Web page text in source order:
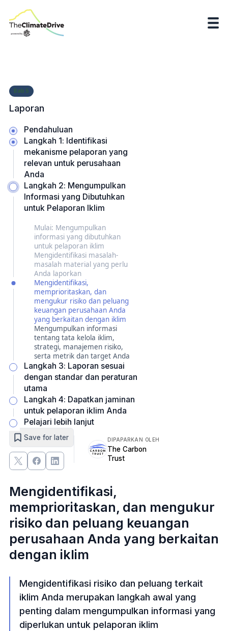
Bab 5
Laporan
Pendahuluan
Langkah 1: Identifikasi
mekanisme pelaporan yang
relevan untuk perusahaan
Anda
Langkah 2: Mengumpulkan
Informasi yang Dibutuhkan
untuk Pelaporan Iklim
Mulai: Mengumpulkan
informasi yang dibutuhkan
untuk pelaporan iklim
Mengidentifikasi masalah-
masalah material yang perlu
Anda laporkan
Mengidentifikasi,
memprioritaskan, dan
mengukur risiko dan peluang
keuangan perusahaan Anda
yang berkaitan dengan iklim
Mengumpulkan informasi
tentang tata kelola iklim,
strategi, manajemen risiko,
serta metrik dan target Anda
Langkah 3: Laporan sesuai
dengan standar dan peraturan
utama
Langkah 4: Dapatkan jaminan
untuk pelaporan iklim Anda
Pelajari lebih lanjut
Save for later DIPAPARKAN OLEH
The Carbon
Trust
Mengidentifikasi,
memprioritaskan, dan mengukur
risiko dan peluang keuangan
perusahaan Anda yang berkaitan
dengan iklim
Mengidentifikasi risiko dan peluang terkait
iklim Anda merupakan langkah awal yang
penting dalam mengumpulkan informasi yang
diperlukan untuk pelaporan iklim